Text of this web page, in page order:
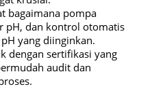
bagaimana pompa
pH, dan kontrol otomatis
yang diinginkan.
dengan sertifikasi yang
audit dan